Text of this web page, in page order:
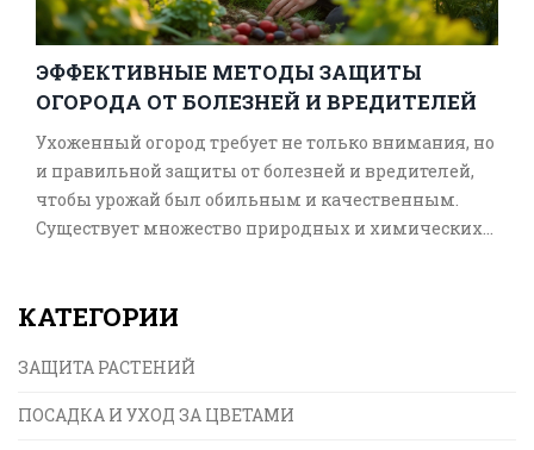
ЭФФЕКТИВНЫЕ МЕТОДЫ ЗАЩИТЫ
ОГОРОДА ОТ БОЛЕЗНЕЙ И ВРЕДИТЕЛЕЙ
Ухоженный огород требует не только внимания, но
и правильной защиты от болезней и вредителей,
чтобы урожай был обильным и качественным.
Существует множество природных и химических
защиты растений, уделим внимание как
достижениям в области защиты культурных
оружие в борьбе за здоровый урожай.
КАТЕГОРИИ
ЗАЩИТА РАСТЕНИЙ
ПОСАДКА И УХОД ЗА ЦВЕТАМИ